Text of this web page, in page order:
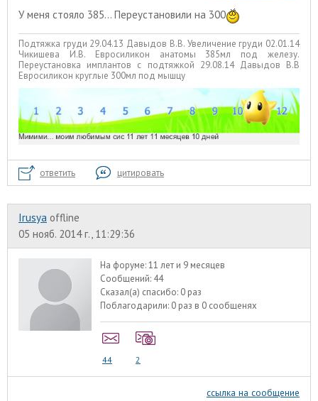
У меня стояло 385... Переустановили на 300
Подтяжка груди 29.04.13 Давыдов В.В. Увеличение груди 02.01.14
Чикишева И.В. Евросиликон анатомы 385мл под железу.
Переустановка имплантов с подтяжкой 29.08.14 Давыдов В.В
Евросиликон круглые 300мл под мышцу
ответить цитировать
Irusya offline
05 нояб. 2014 г., 11:29:36
На форуме:11 лет и 9 месяцев
Сообщений: 44
Сказал(а) спасибо: 0 раз
Поблагодарили: 0 раз в 0 сообщенях
44 2
ссылка на сообщение